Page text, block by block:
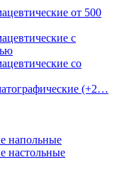
от 500
с
со
(+2…
напольные
настольные